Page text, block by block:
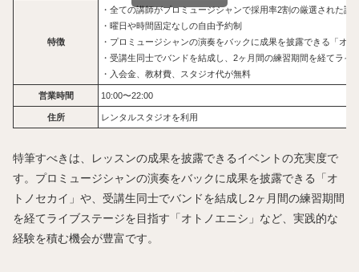
特徴
・全ての講師がプロミュージシャンで採用率2割の厳選された講
・曜日や時間固定なしの自由予約制
・プロミュージシャンの演奏をバックに成果を披露できる「オ
・受講生同士でバンドを結成し、2ヶ月間の練習期間を経てラ
・入会金、教材費、スタジオ代が無料
営業時間 10:00〜22:00
住所 レンタルスタジオを利用
特筆すべきは、レッスンの成果を披露できるイベントの充実度で
す。プロミュージシャンの演奏をバックに成果を披露できる「オ
トノセカイ」や、受講生同士でバンドを結成し2ヶ月間の練習期間
を経てライブステージを目指す「オトノエニシ」など、実践的な
経験を積む機会が豊富です。